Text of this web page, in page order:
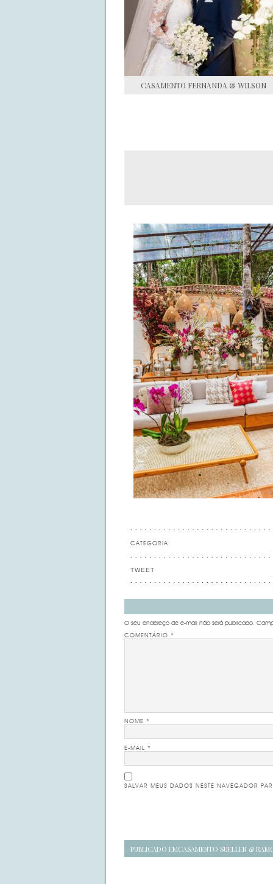
CASAMENTO FERNANDA & WILSON
CATEGORIA:
TWEET
O seu endereço de e-mail não será publicado.
COMENTÁRIO *
NOME *
E-MAIL *
SALVAR MEUS DADOS NESTE NAVEGADOR
Navegação
PUBLICADO EMCASAMENTO SUELLEN &